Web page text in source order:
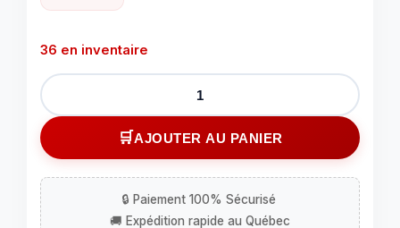
36 en inventaire
quantité
de
Circuit
intégré
(IC)
TDA2577
à
AJOUTER AU PANIER